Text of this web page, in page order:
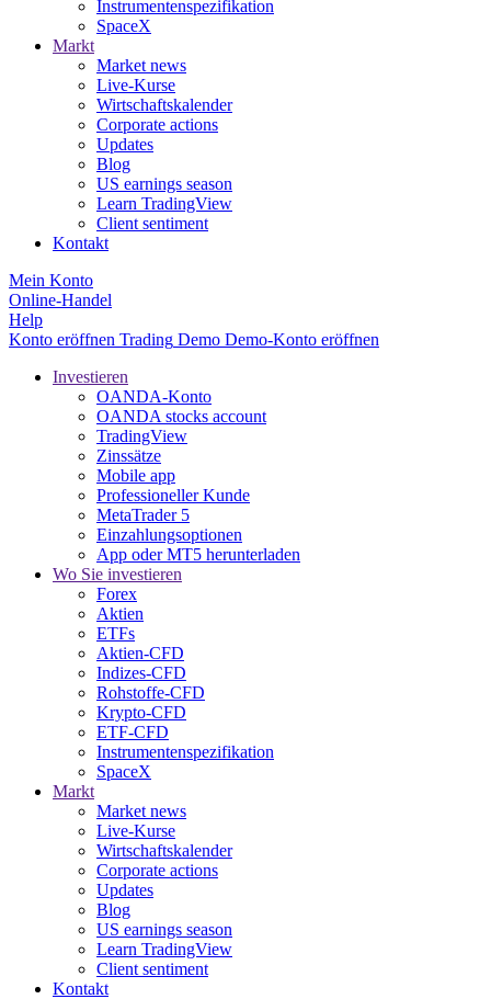
Instrumentenspezifikation
SpaceX
Markt
Market news
Live-Kurse
Wirtschaftskalender
Corporate actions
Updates
Blog
US earnings season
Learn TradingView
Client sentiment
Kontakt
Mein Konto
Online-Handel
Help
Konto eröffnen Trading Demo Demo-Konto eröffnen
Investieren
OANDA-Konto
OANDA stocks account
TradingView
Zinssätze
Mobile app
Professioneller Kunde
MetaTrader 5
Einzahlungsoptionen
App oder MT5 herunterladen
Wo Sie investieren
Forex
Aktien
ETFs
Aktien-CFD
Indizes-CFD
Rohstoffe-CFD
Krypto-CFD
ETF-CFD
Instrumentenspezifikation
SpaceX
Markt
Market news
Live-Kurse
Wirtschaftskalender
Corporate actions
Updates
Blog
US earnings season
Learn TradingView
Client sentiment
Kontakt